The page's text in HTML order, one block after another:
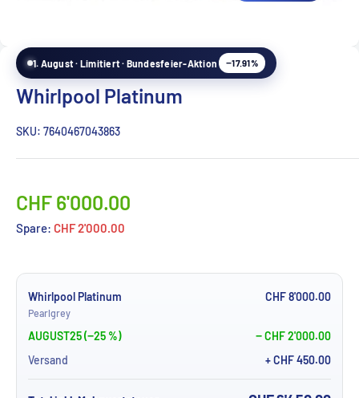
1. August · Limitiert · Bundesfeier-Aktion −17.91%
Whirlpool Platinum
SKU: 7640467043863
CHF 6'000.00
Spare: CHF 2'000.00
Whirlpool Platinum
Pearlgrey
CHF 8'000.00
AUGUST25 (−25 %)
− CHF 2'000.00
Versand
+ CHF 450.00